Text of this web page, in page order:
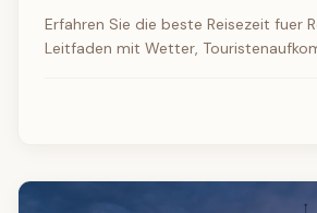
Erfahren Sie die beste Reisezeit fuer
Leitfaden mit Wetter,